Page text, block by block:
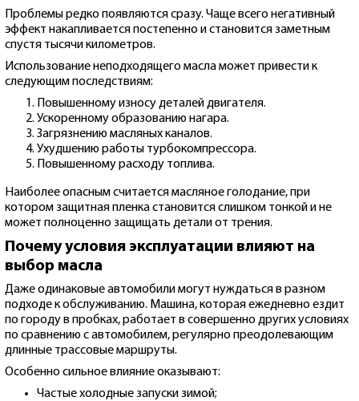
Проблемы редко появляются сразу. Чаще всего негативный
эффект накапливается постепенно и становится заметным
спустя тысячи километров.
Использование неподходящего масла может привести к
следующим последствиям:
Повышенному износу деталей двигателя.
Ускоренному образованию нагара.
Загрязнению масляных каналов.
Ухудшению работы турбокомпрессора.
Повышенному расходу топлива.
Наиболее опасным считается масляное голодание, при
котором защитная пленка становится слишком тонкой и не
может полноценно защищать детали от трения.
Почему условия эксплуатации влияют на
выбор масла
Даже одинаковые автомобили могут нуждаться в разном
подходе к обслуживанию. Машина, которая ежедневно ездит
по городу в пробках, работает в совершенно других условиях
по сравнению с автомобилем, регулярно преодолевающим
длинные трассовые маршруты.
Особенно сильное влияние оказывают:
Частые холодные запуски зимой;